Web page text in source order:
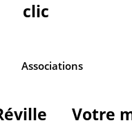
clic
Associations
Votre